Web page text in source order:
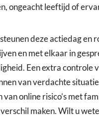
ongeacht leeftijd of
deze actiedag en
en met elkaar in
Een extra controle
van verdachte
van online risico’s met
maken. Wilt u